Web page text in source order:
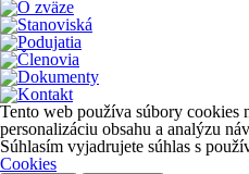
Tento web používa súbory cookies
personalizáciu obsahu a analýzu
Súhlasím vyjadrujete súhlas s
Cookies